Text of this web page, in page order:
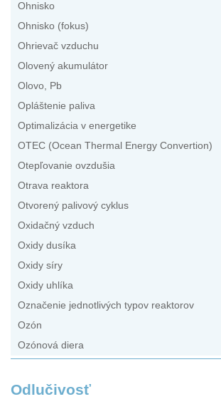
Ohnisko
Ohnisko (fokus)
Ohrievač vzduchu
Olovený akumulátor
Olovo, Pb
Opláštenie paliva
Optimalizácia v energetike
OTEC (Ocean Thermal Energy Convertion)
Otepľovanie ovzdušia
Otrava reaktora
Otvorený palivový cyklus
Oxidačný vzduch
Oxidy dusíka
Oxidy síry
Oxidy uhlíka
Označenie jednotlivých typov reaktorov
Ozón
Ozónová diera
Odlučivosť